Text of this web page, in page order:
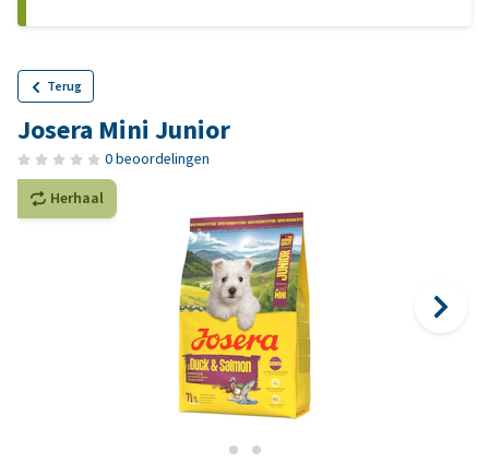
Terug
Josera Mini Junior
0 beoordelingen
Herhaal